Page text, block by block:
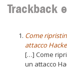
Trackback
Come
attacco
[…] Come
un attacco